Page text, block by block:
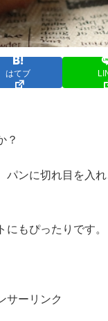
はてブ
？
パンに切れ目を入
もぴったりです。
サーリンク